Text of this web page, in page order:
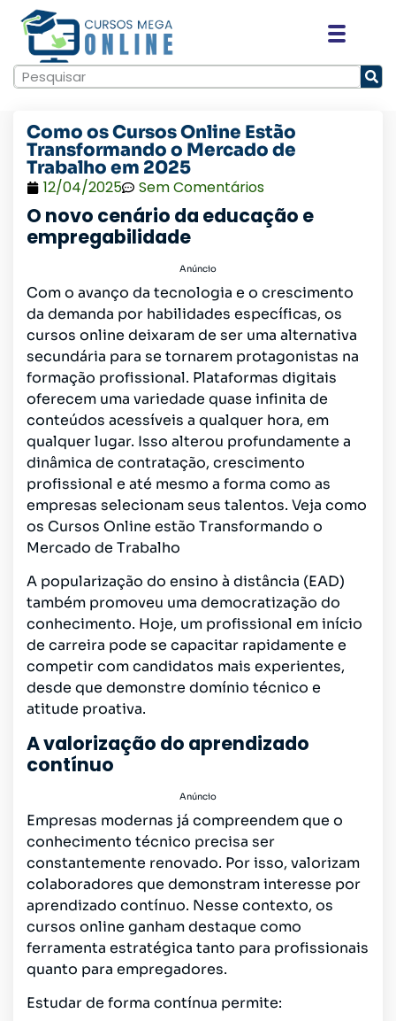
Como os Cursos Online Estão
Transformando o Mercado de
Trabalho em 2025
12/04/2025 Sem Comentários
O novo cenário da educação e
empregabilidade
Anúncio
Com o avanço da tecnologia e o crescimento
da demanda por habilidades específicas, os
cursos online deixaram de ser uma alternativa
secundária para se tornarem protagonistas na
formação profissional. Plataformas digitais
oferecem uma variedade quase infinita de
conteúdos acessíveis a qualquer hora, em
qualquer lugar. Isso alterou profundamente a
dinâmica de contratação, crescimento
profissional e até mesmo a forma como as
empresas selecionam seus talentos. Veja como
os Cursos Online estão Transformando o
Mercado de Trabalho
A popularização do ensino à distância (EAD)
também promoveu uma democratização do
conhecimento. Hoje, um profissional em início
de carreira pode se capacitar rapidamente e
competir com candidatos mais experientes,
desde que demonstre domínio técnico e
atitude proativa.
A valorização do aprendizado
contínuo
Anúncio
Empresas modernas já compreendem que o
conhecimento técnico precisa ser
constantemente renovado. Por isso, valorizam
colaboradores que demonstram interesse por
aprendizado contínuo. Nesse contexto, os
cursos online ganham destaque como
ferramenta estratégica tanto para profissionais
quanto para empregadores.
Estudar de forma contínua permite: